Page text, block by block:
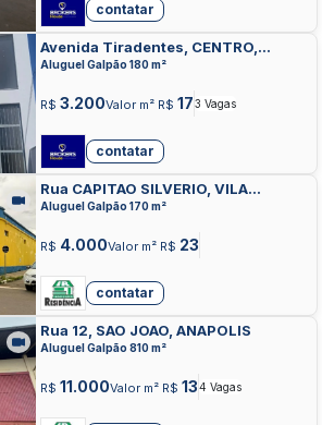
contatar
Avenida Tiradentes, CENTRO,
ANAPOLIS
Aluguel Galpão 180 m²
R$ 3.200Valor m² R$ 173 Vagas
contatar
Rua CAPITAO SILVERIO, VILA
SANTANA, ANAPOLIS
Aluguel Galpão 170 m²
R$ 4.000Valor m² R$ 23
contatar
Rua 12, SAO JOAO, ANAPOLIS
Aluguel Galpão 810 m²
R$ 11.000Valor m² R$ 134 Vagas